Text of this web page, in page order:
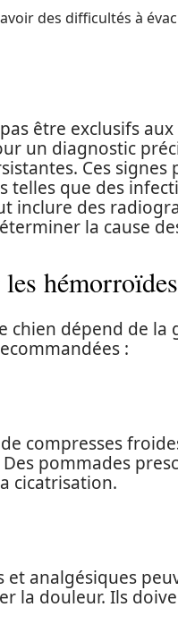
des difficultés à
être exclusifs
un diagnostic
Ces
telles que des
inclure des
la cause
chien dépend de la
:
compresses
pommades
cicatrisation.
analgésiques
la douleur. Ils